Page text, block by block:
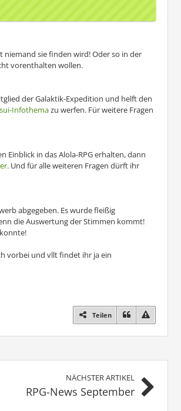
niemand sie finden wird! Oder so in der
vorenthalten wollen.
der Galaktik-Expedition und helft den
Infothemazu werfen. Für weitere Fragen
in das Alola-RPG erhalten, dann
. Und für alle weiteren Fragen dürft ihr
abgegeben. Es wurde fleißig
die Auswertung der Stimmen kommt!
vorbei und vllt findet ihr ja ein
Teilen
NÄCHSTER ARTIKEL
RPG-News September